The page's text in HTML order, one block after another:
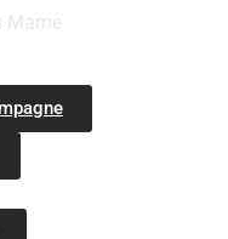
Marne